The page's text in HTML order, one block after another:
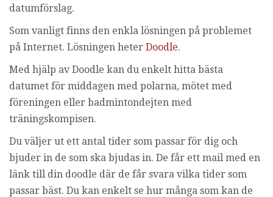
datumförslag.
Som vanligt finns den enkla lösningen på problemet
på Internet. Lösningen heter Doodle.
Med hjälp av Doodle kan du enkelt hitta bästa
datumet för middagen med polarna, mötet med
föreningen eller badmintondejten med
träningskompisen.
Du väljer ut ett antal tider som passar för dig och
bjuder in de som ska bjudas in. De får ett mail med en
länk till din doodle där de får svara vilka tider som
passar bäst. Du kan enkelt se hur många som kan de